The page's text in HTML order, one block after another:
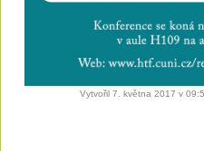
Vytvořil 7. května 2017 v